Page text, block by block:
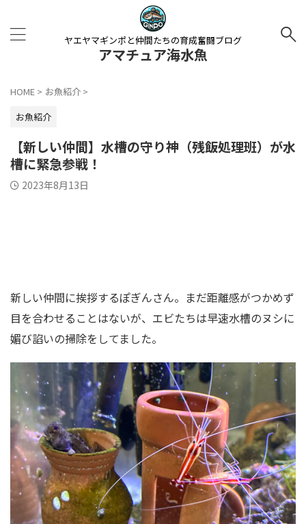
ヤエヤマギンポと仲間たちの育成奮闘ブログ
アマチュア海水魚
HOME > お魚紹介 >
お魚紹介
【新しい仲間】水槽の守り神（残飯処理班）が水
槽に緊急参戦！
2023年8月13日
新しい仲間に挨拶するぽぎんさん。まだ距離感がつかめず
目を合わせることはないが、エビたちは早速水槽のヌシに
媚び諂いの掃除をしてました。